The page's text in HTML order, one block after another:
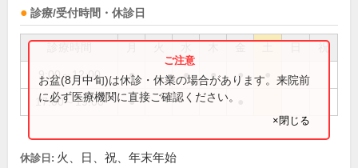
診療/受付時間・休診日
祝
9:00～12:00 ● ● ● ●
17:00～19:00 ●
お盆(8月中旬)は休診・休業の場合があります。来院前
に必ず医療機関に直接ご確認ください。
×閉じる
休診日: 火、日、祝、年末年始